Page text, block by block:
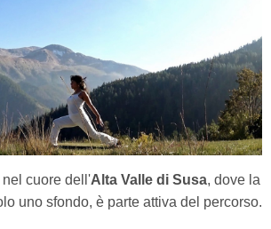
nel cuore dell'Alta Valle di Susa, dove la
uno sfondo, è parte attiva del percorso.